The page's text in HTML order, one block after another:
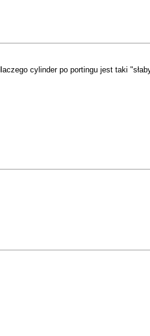
cylinder po portingu jest taki